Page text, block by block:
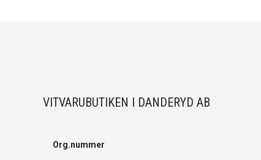
VITVARUBUTIKEN I DANDERYD AB
Org.nummer